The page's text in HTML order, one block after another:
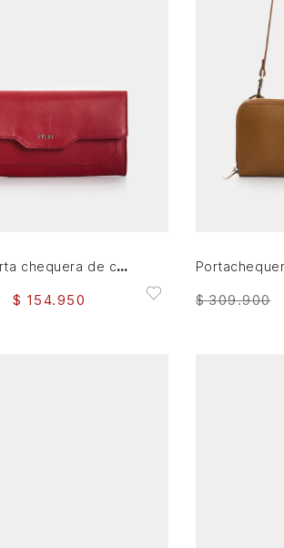
Billetera porta chequera de cuero para mujer Marina
$ 154.950 $ 309.900